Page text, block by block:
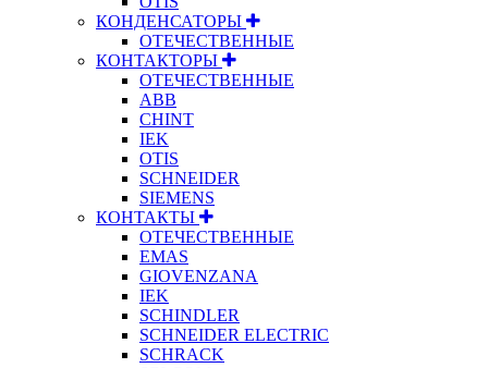
КОНДЕНСАТОРЫ
ОТЕЧЕСТВЕННЫЕ
КОНТАКТОРЫ
ОТЕЧЕСТВЕННЫЕ
ABB
CHINT
IEK
OTIS
SCHNEIDER
SIEMENS
КОНТАКТЫ
ОТЕЧЕСТВЕННЫЕ
EMAS
GIOVENZANA
IEK
SCHINDLER
SCHNEIDER ELECTRIC
SCHRACK